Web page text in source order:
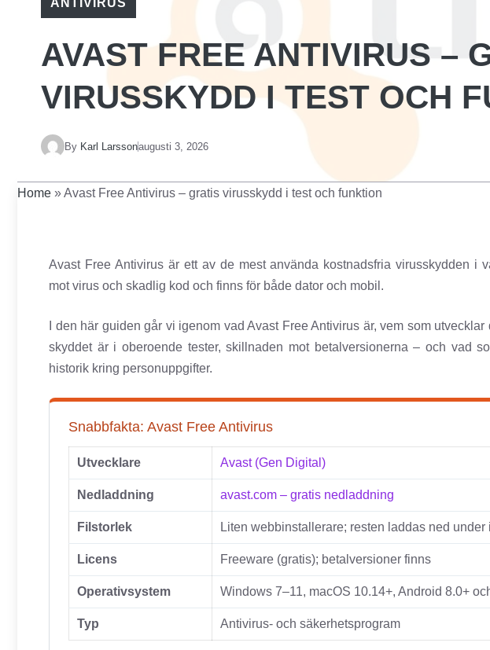
ANTIVIRUS
AVAST FREE ANTIVIRUS –
VIRUSSKYDD I TEST OCH
By Karl Larssonaugusti 3, 2026
Home »Avast Free Antivirus – gratis virusskydd i test och funktion
Avast Free Antivirus är ett av de mest använda kostnadsfria virusskydden i
mot virus och skadlig kod och finns för både dator och mobil.
I den här guiden går vi igenom vad Avast Free Antivirus är, vem som
skyddet är i oberoende tester, skillnaden mot betalversionerna – och vad
historik kring personuppgifter.
Snabbfakta: Avast Free Antivirus
Utvecklare Avast (Gen Digital)
Nedladdning avast.com – gratis nedladdning
Filstorlek Liten webbinstallerare; resten laddas ned under
Licens Freeware (gratis); betalversioner finns
Operativsystem Windows 7–11, macOS 10.14+, Android 8.0+
Typ Antivirus- och säkerhetsprogram